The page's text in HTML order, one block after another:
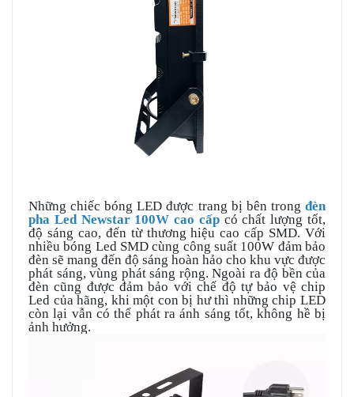
Những chiếc bóng LED được trang bị bên trong đèn
pha Led Newstar 100W cao cấpcó chất lượng tốt,
độ sáng cao, đến từ thương hiệu cao cấp SMD. Với
nhiều bóng Led SMD cùng công suất 100W đảm bảo
đèn sẽ mang đến độ sáng hoàn hảo cho khu vực được
phát sáng, vùng phát sáng rộng. Ngoài ra độ bền của
đèn cũng được đảm bảo với chế độ tự bảo vệ chip
Led của hãng, khi một con bị hư thì những chip LED
còn lại vẫn có thể phát ra ánh sáng tốt, không hề bị
ảnh hưởng.